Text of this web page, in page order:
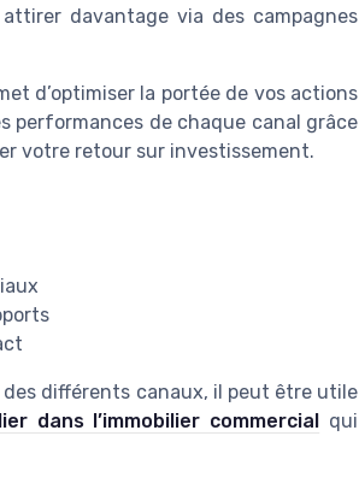
davantage via des campagnes
d’optimiser la portée de vos actions
performances de chaque canal grâce
votre retour sur investissement.
différents canaux, il peut être utile
dans l’immobilier commercial
qui